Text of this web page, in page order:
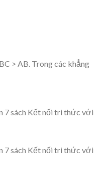
> AB. Trong các khẳng